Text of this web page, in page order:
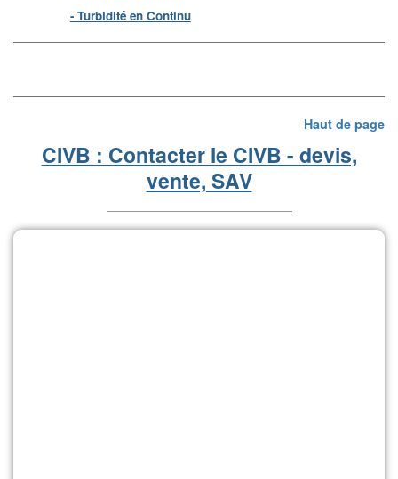
- Turbidité en Continu
Haut de page
CIVB : Contacter le CIVB - devis,
vente, SAV